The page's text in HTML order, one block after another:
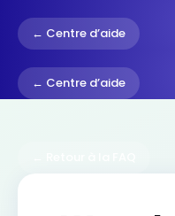
← Centre d’aide
← Centre d’aide